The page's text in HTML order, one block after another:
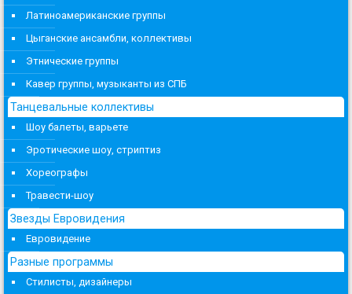
Латиноамериканские группы
Цыганские ансамбли, коллективы
Этнические группы
Кавер группы, музыканты из СПБ
Танцевальные коллективы
Шоу балеты, варьете
Эротические шоу, стриптиз
Хореографы
Травести-шоу
Звезды Евровидения
Евровидение
Разные программы
Стилисты, дизайнеры